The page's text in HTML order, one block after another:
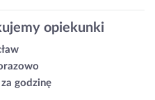
opiekunki
za godzinę